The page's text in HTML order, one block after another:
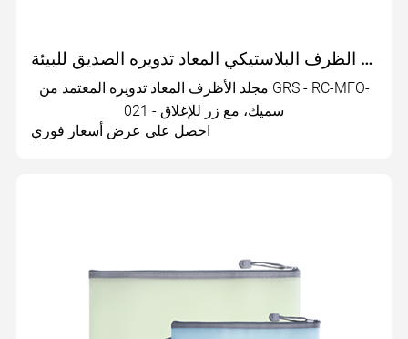
مجلد الظرف البلاستيكي المعاد تدويره الصديق للبيئة | RC-MFO-021
مجلد الأظرف المعاد تدويره المعتمد من GRS - RC-MFO-
021 - سميك، مع زر للإغلاق
احصل على عرض أسعار فوري